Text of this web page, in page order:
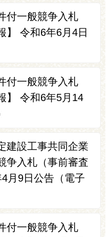
付一般競争入札
】 令和6年6月4日
付一般競争入札
】 令和6年5月14
建設工事共同企業
争入札（事前審査
月9日公告（電子
付一般競争入札